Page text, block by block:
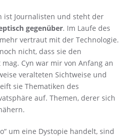
ist Journalisten und steht der
gegenüber. Im Laufe des
vertraut mit der Technologie.
nicht, dass sie den
Cyn war mir von Anfang an
veralteten Sichtweise und
sie Thematiken des
auf. Themen, derer sich
um eine Dystopie handelt, sind